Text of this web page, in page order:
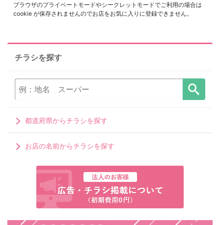
ブラウザのプライベートモードやシークレットモードでご利用の場合は
cookie が保存されませんのでお店をお気に入りに登録できません。
チラシを探す
都道府県からチラシを探す
お店の名前からチラシを探す